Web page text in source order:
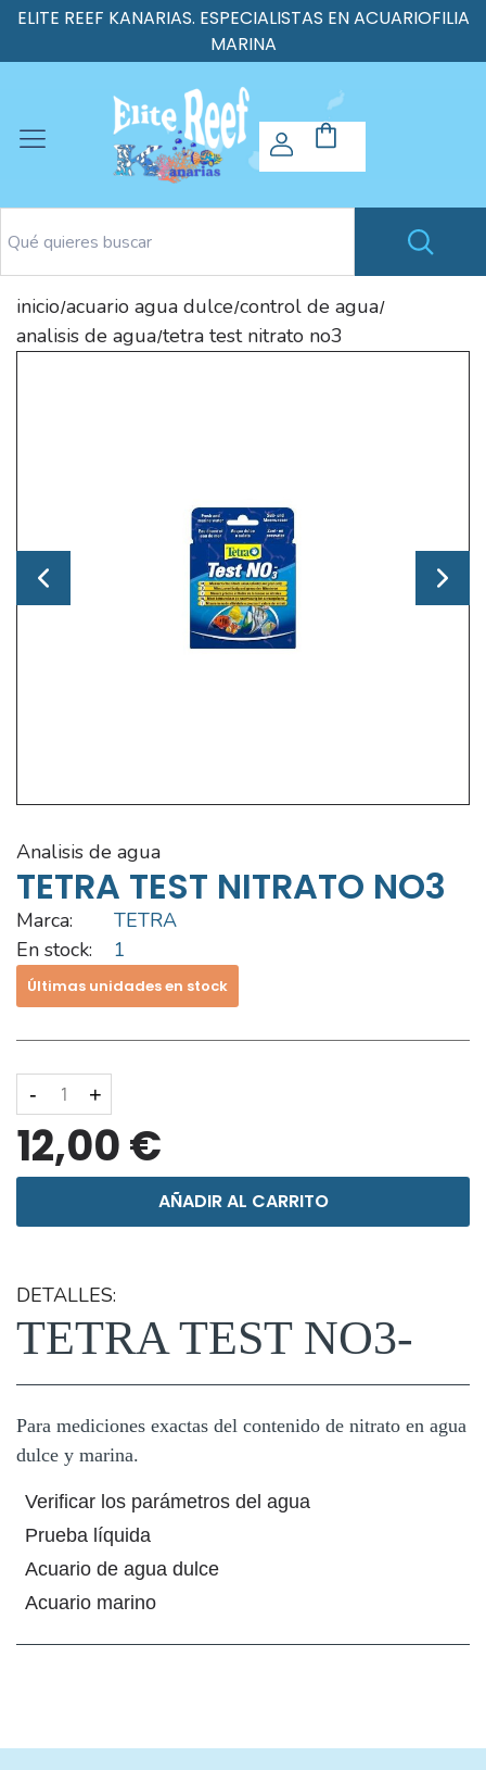
ELITE REEF KANARIAS. ESPECIALISTAS EN ACUARIOFILIA
MARINA
inicio/acuario agua dulce/control de agua/
analisis de agua/tetra test nitrato no3
analisis de agua
TETRA TEST NITRATO NO3
Marca:
TETRA
En stock:
1
Últimas unidades en stock
- +
12,00 €
AÑADIR AL CARRITO
DETALLES:
TETRA TEST NO3-
Para mediciones exactas del contenido de nitrato en agua
dulce y marina.
Verificar los parámetros del agua
Prueba líquida
Acuario de agua dulce
Acuario marino